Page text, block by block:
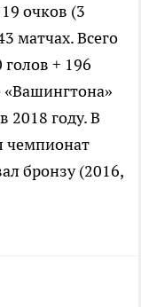
очков (3
матчах. Всего
+ 196
«Вашингтона»
2018 году. В
чемпионат
бронзу (2016,